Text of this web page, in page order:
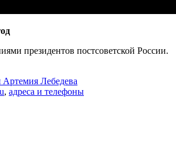
президентов постсоветской России.
Артемия Лебедева
, адреса и телефоны